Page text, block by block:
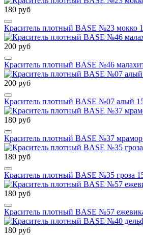
180 руб
Краситель плотный BASE №23 мокко
200 руб
Краситель плотный BASE №46
200 руб
Краситель плотный BASE №07 алый
180 руб
Краситель плотный BASE №37
180 руб
Краситель плотный BASE №35 гроза
180 руб
Краситель плотный BASE №57
180 руб